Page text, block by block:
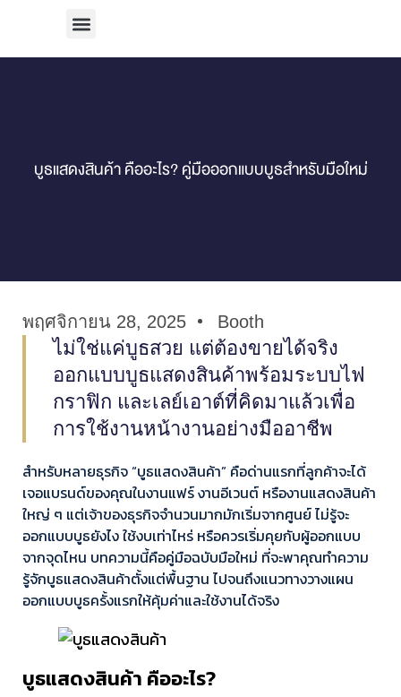
บูธแสดงสินค้า คืออะไร? คู่มือออกแบบบูธสำหรับมือใหม่
พฤศจิกายน 28, 2025 Booth
ไม่ใช่แค่บูธสวย แต่ต้องขายได้จริง
ออกแบบบูธแสดงสินค้าพร้อมระบบไฟ
กราฟิก และเลย์เอาต์ที่คิดมาแล้วเพื่อ
การใช้งานหน้างานอย่างมืออาชีพ
สำหรับหลายธุรกิจ “บูธแสดงสินค้า” คือด่านแรกที่ลูกค้าจะได้
เจอแบรนด์ของคุณในงานแฟร์ งานอีเวนต์ หรืองานแสดงสินค้า
ใหญ่ ๆ แต่เจ้าของธุรกิจจำนวนมากมักเริ่มจากศูนย์ ไม่รู้จะ
ออกแบบบูธยังไง ใช้งบเท่าไหร่ หรือควรเริ่มคุยกับผู้ออกแบบ
จากจุดไหน บทความนี้คือคู่มือฉบับมือใหม่ ที่จะพาคุณทำความ
รู้จักบูธแสดงสินค้าตั้งแต่พื้นฐาน ไปจนถึงแนวทางวางแผน
ออกแบบบูธครั้งแรกให้คุ้มค่าและใช้งานได้จริง
บูธแสดงสินค้า คืออะไร?